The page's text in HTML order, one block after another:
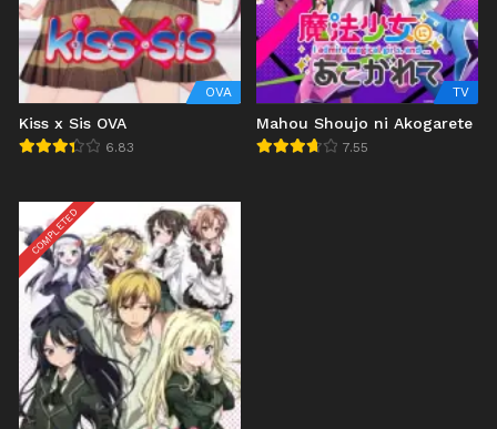
OVA
Kiss x Sis OVA
6.83
TV
Mahou Shoujo ni Akogarete
7.55
COMPLETED